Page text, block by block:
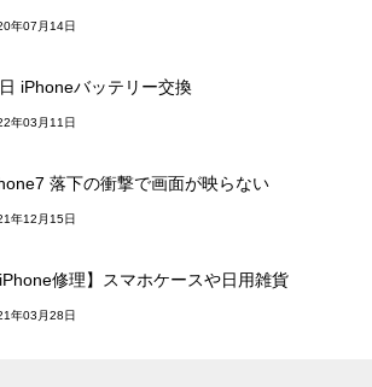
年07月14日
iPhoneバッテリー交換
年03月11日
落下の衝撃で画面が映らない
年12月15日
iPhone修理】スマホケースや日用雑貨
年03月28日